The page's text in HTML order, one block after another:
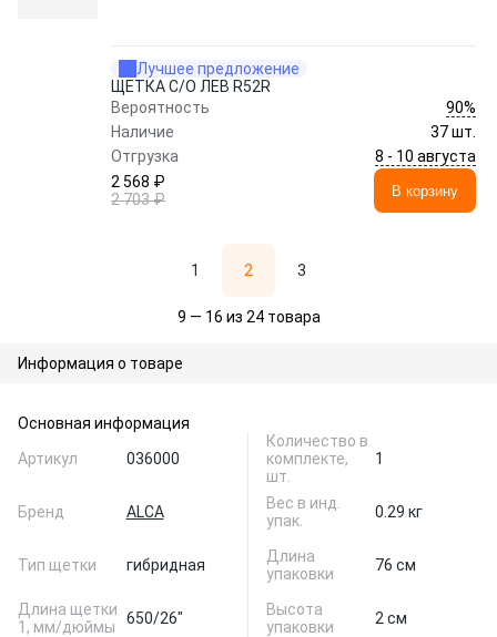
Лучшее предложение
ЩЕТКА С/О ЛЕВ R52R
Вероятность
90%
Наличие
37 шт.
Отгрузка
8 - 10 августа
2 568 ₽
2 703 ₽
В корзину
1 2 3
9 — 16 из 24 товара
Информация о товаре
Основная информация
Артикул
036000
Бренд ALCA
Тип щетки гибридная
Длина щетки
1, мм/дюймы
650/26"
Количество в
комплекте,
шт.
1
Вес в инд.
упак.
0.29 кг
Длина
упаковки
76 см
Высота
упаковки
2 см